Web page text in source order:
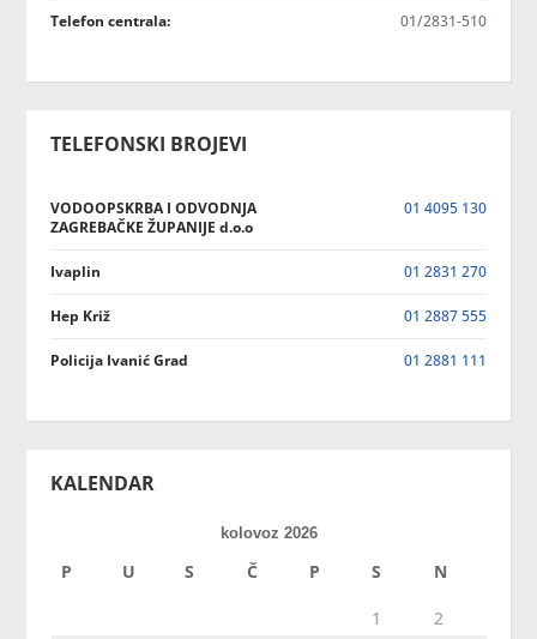
Telefon centrala: 01/2831-510
TELEFONSKI BROJEVI
VODOOPSKRBA I ODVODNJA
ZAGREBAČKE ŽUPANIJE d.o.o
01 4095 130
Ivaplin 01 2831 270
Hep Križ 01 2887 555
Policija Ivanić Grad 01 2881 111
KALENDAR
kolovoz 2026
P U S Č P S N
1
2